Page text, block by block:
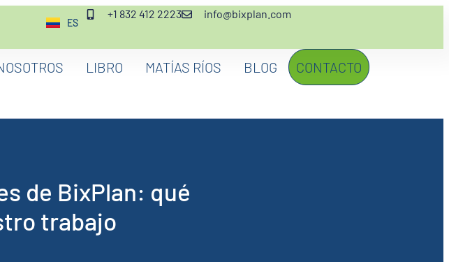
ES
EN
+1 832 412 2223 info@bixplan.com
LIBRO MATÍAS RÍOS BLOG CONTACTO
de BixPlan: qué
trabajo